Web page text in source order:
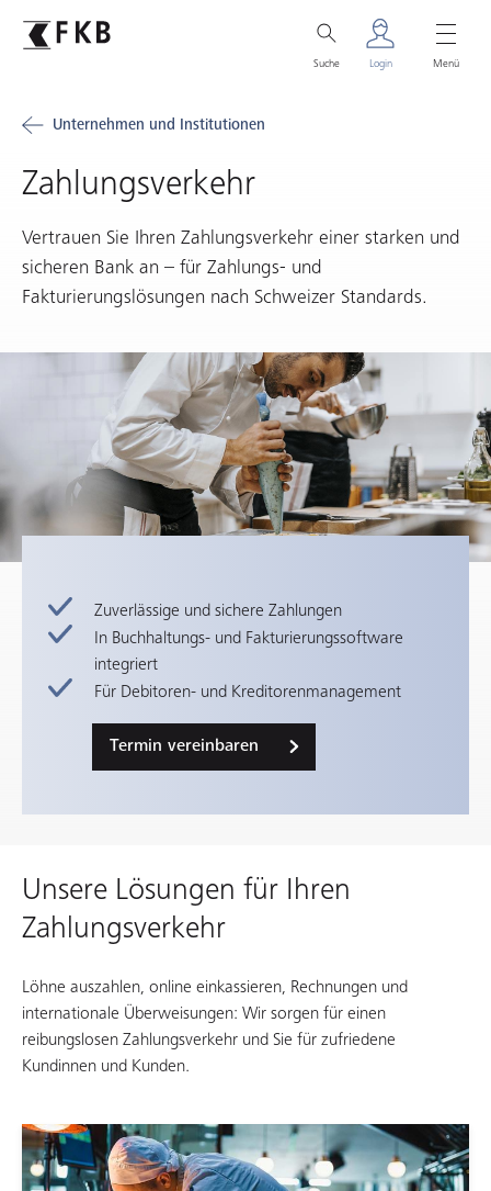
Suche Login Menü
Unternehmen und Institutionen
Zahlungsverkehr
Vertrauen Sie Ihren Zahlungsverkehr einer starken und
sicheren Bank an – für Zahlungs- und
Fakturierungslösungen nach Schweizer Standards.
Zuverlässige und sichere Zahlungen
In Buchhaltungs- und Fakturierungssoftware
integriert
Für Debitoren- und Kreditorenmanagement
Termin vereinbaren
Unsere Lösungen für Ihren
Zahlungsverkehr
Löhne auszahlen, online einkassieren, Rechnungen und
internationale Überweisungen: Wir sorgen für einen
reibungslosen Zahlungsverkehr und Sie für zufriedene
Kundinnen und Kunden.